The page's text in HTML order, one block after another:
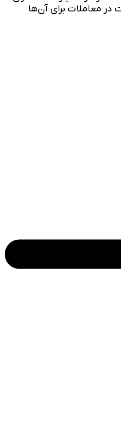
در معاملات برای آن‌ها